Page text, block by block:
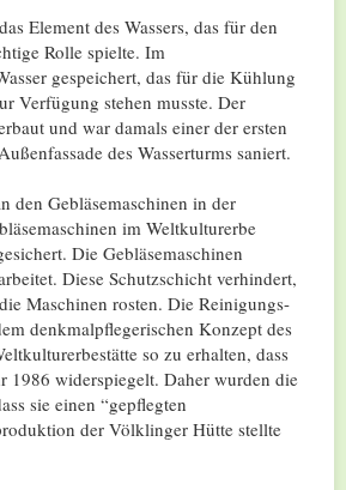
Element des Wassers, das für den
Rolle spielte. Im
gespeichert, das für die Kühlung
Verfügung stehen musste. Der
und war damals einer der ersten
des Wasserturms saniert.
den Gebläsemaschinen in der
im Weltkulturerbe
Die Gebläsemaschinen
Diese Schutzschicht verhindert,
Maschinen rosten. Die Reinigungs-
denkmalpflegerischen Konzept des
so zu erhalten, dass
1986 widerspiegelt. Daher wurden die
sie einen “gepflegten
der Völklinger Hütte stellte